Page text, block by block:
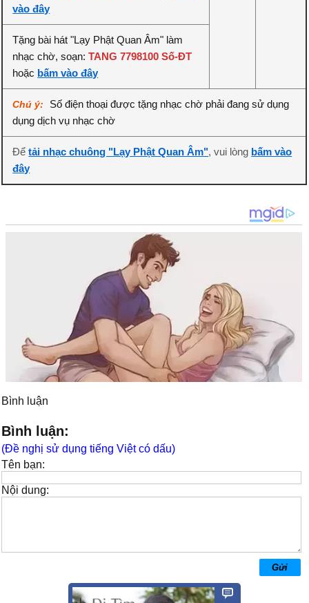
vào đây
Tặng bài hát "Lạy Phật Quan Âm" làm
nhạc chờ, soạn:TANG 7798100 Số-ĐT
hoặc bấm vào đây
Chú ý:
Số điện thoại được tặng nhạc chờ phải đang sử dụng
dụng dịch vụ nhạc chờ
Đểtải nhạc chuông "Lạy Phật Quan Âm", vui lòng bấm vào
đây
Bình luận
Bình luận:
(Đề nghị sử dụng tiếng Việt có dấu)
Tên bạn:
Nội dung: